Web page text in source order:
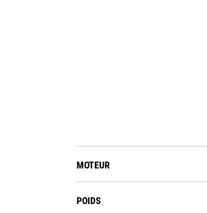
MOTEUR
POIDS